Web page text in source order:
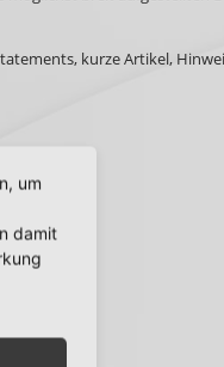
kurze Artikel,
unter:
um
damit